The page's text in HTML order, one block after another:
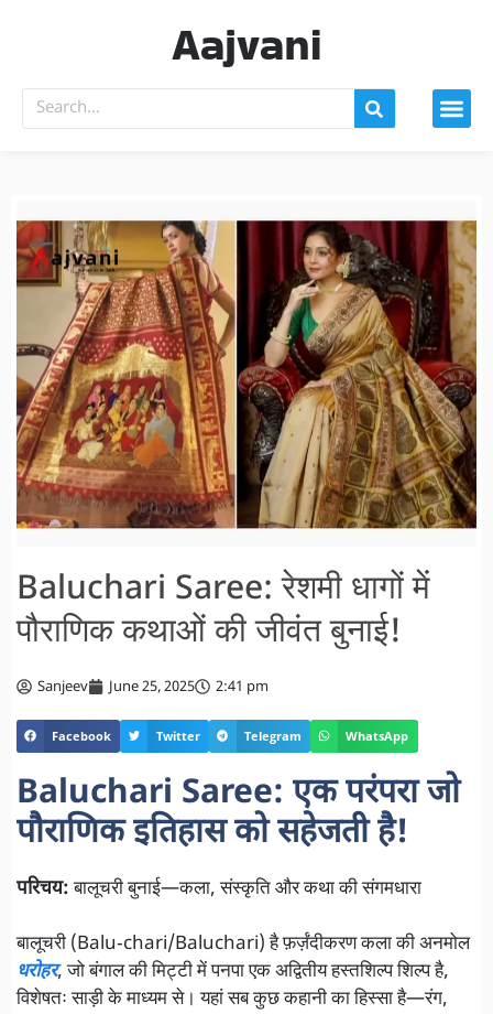
Aajvani
Baluchari Saree: रेशमी धागों में
पौराणिक कथाओं की जीवंत बुनाई!
Sanjeev June 25, 2025 2:41 pm
Facebook Twitter Telegram WhatsApp
Baluchari Saree: एक परंपरा जो
पौराणिक इतिहास को सहेजती है!
परिचय:बालूचरी बुनाई—कला, संस्कृति और कथा की संगमधारा
बालूचरी (Balu‑chari/Baluchari) है फ़र्ज़ंदीकरण कला की अनमोल
धरोहर, जो बंगाल की मिट्टी में पनपा एक अद्वितीय हस्तशिल्प शिल्प है,
विशेषतः साड़ी के माध्यम से। यहां सब कुछ कहानी का हिस्सा है—रंग,